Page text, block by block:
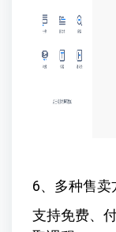
6、多种售卖
支持免费、